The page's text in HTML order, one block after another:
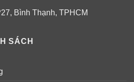
cải thiện tình trạng bệnh về
để bảo vệ chống lại kích thích
Bình Thạnh, TPHCM
SÁCH